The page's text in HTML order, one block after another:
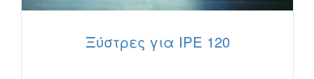
Ξύστρες για IPE 120